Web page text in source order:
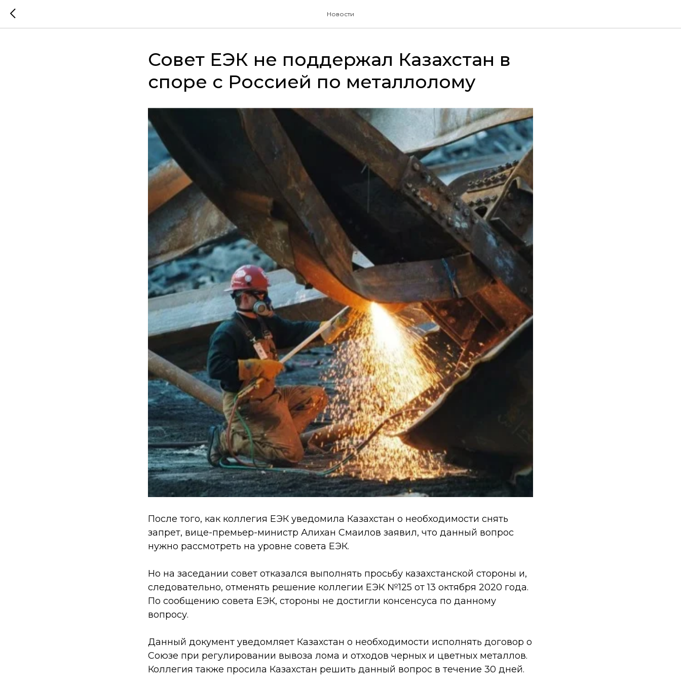
Новости
Совет ЕЭК не поддержал Казахстан в
споре с Россией по металлолому
После того, как коллегия ЕЭК уведомила Казахстан о необходимости снять
запрет, вице-премьер-министр Алихан Смаилов заявил, что данный вопрос
нужно рассмотреть на уровне совета ЕЭК.
Но на заседании совет отказался выполнять просьбу казахстанской стороны и,
следовательно, отменять решение коллегии ЕЭК №125 от 13 октября 2020 года.
По сообщению совета ЕЭК, стороны не достигли консенсуса по данному
вопросу.
Данный документ уведомляет Казахстан о необходимости исполнять договор о
Союзе при регулировании вывоза лома и отходов черных и цветных металлов.
Коллегия также просила Казахстан решить данный вопрос в течение 30 дней.